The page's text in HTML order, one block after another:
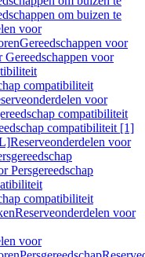
om buizen te
voor
Gereedschappen voor
Gereedschappen voor
compatibiliteit
voor
compatibiliteit
compatibiliteit [1]
Reserveonderdelen voor
Persgereedschap
compatibiliteit
Reserveonderdelen voor
voor